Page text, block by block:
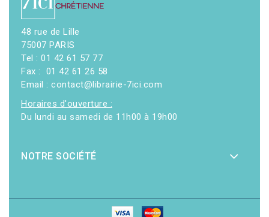
48 rue de Lille
75007 PARIS
Tel : 01 42 61 57 77
Fax : 01 42 61 26 58
Email : contact@librairie-7ici.com
Horaires d'ouverture :
Du lundi au samedi de 11h00 à 19h00
NOTRE SOCIÉTÉ